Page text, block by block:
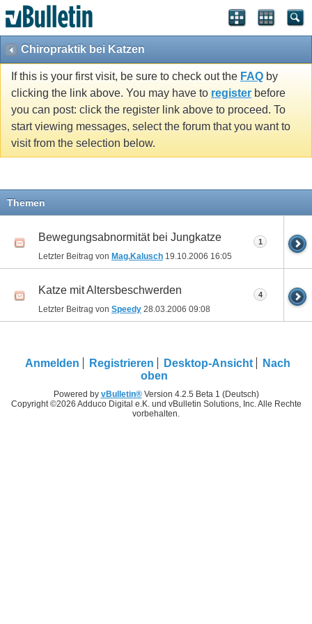
Chiropraktik bei Katzen
If this is your first visit, be sure to check out the FAQ by
clicking the link above. You may have to register before
you can post: click the register link above to proceed. To
start viewing messages, select the forum that you want to
visit from the selection below.
Themen
Bewegungsabnormität bei Jungkatze
Letzter Beitrag von Mag.Kalusch 19.10.2006 16:05
1
Katze mit Altersbeschwerden
Letzter Beitrag von Speedy 28.03.2006 09:08
4
Anmelden Registrieren Desktop-Ansicht
Nach
oben
Powered by vBulletin®Version 4.2.5 Beta 1 (Deutsch)
Copyright ©2026 Adduco Digital e.K. und vBulletin Solutions, Inc. Alle Rechte
vorbehalten.